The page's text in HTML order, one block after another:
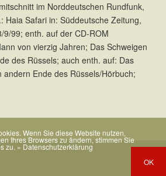
im Norddeutschen Rundfunk,
Haia Safari in: Süddeutsche Zeitung,
9/99; enth. auf der CD-ROM
von vierzig Jahren; Das Schweigen
des Rüssels; auch enth. auf: Das
andern Ende des Rüssels/Hörbuch;
Wenn Sie diese Website nutzen,
Ihres Browsers zu ändern, stimmen Sie
zu. » Datenschutzerklärung
OK